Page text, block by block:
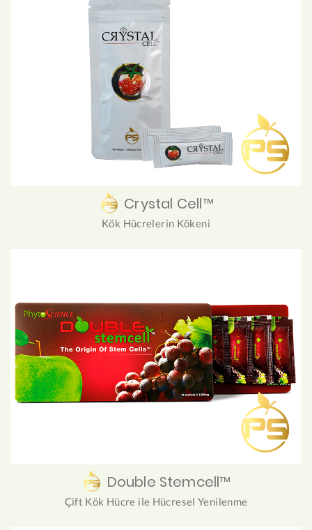
Crystal Cell™
Kök Hücrelerin Kökeni
Double Stemcell™
Çift Kök Hücre ile Hücresel Yenilenme